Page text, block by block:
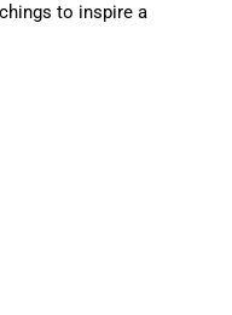
to inspire a